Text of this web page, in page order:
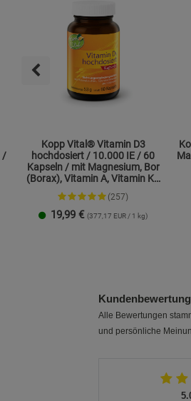
/
Kopp Vital® Vitamin D3
hochdosiert / 10.000 IE / 60
Kapseln / mit Magnesium, Bor
(Borax), Vitamin A, Vitamin K2
und Zink
(257)
19,99 € (377,17 EUR / 1 kg)
Alle Bewertungen
und persönliche